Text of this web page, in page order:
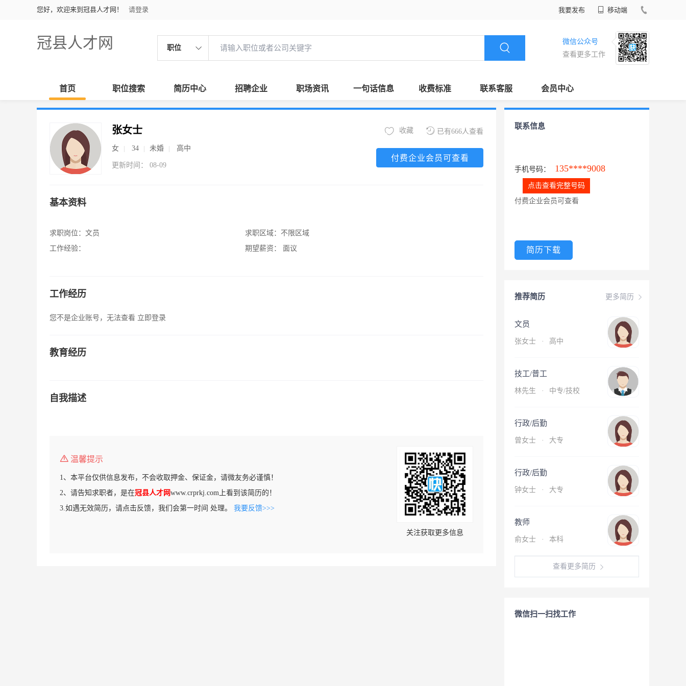
您好，欢迎来到冠县人才网！ 请登录 我要发布 移动端
冠县人才网 职位
微信公众号
查看更多工作
首页 职位搜索 简历中心 招聘企业 职场资讯 一句话信息 收费标准 联系客服 会员中心
张女士
女 34 未婚 高中
更新时间： 08-09
已有666人查看
收藏
付费企业会员可查看
基本资料
求职岗位： 文员
工作经验：
求职区域： 不限区域
期望薪资：
面议
工作经历
您不是企业账号，无法查看 立即登录
教育经历
自我描述
温馨提示
1、本平台仅供信息发布，不会收取押金、保证金，请微友务必谨慎！
2、请告知求职者，是在冠县人才网www.crprkj.com上看到该简历的！
3.如遇无效简历，请点击反馈，我们会第一时间 处理。 我要反馈>>>
关注获取更多信息
联系信息
手机号码： 135****9008
点击查看完整号码
付费企业会员可查看
简历下载
更多简历
推荐简历
文员
张女士 · 高中
技工/普工
林先生 · 中专/技校
行政/后勤
曾女士 · 大专
行政/后勤
钟女士 · 大专
教师
俞女士 · 本科
查看更多简历
微信扫一扫找工作